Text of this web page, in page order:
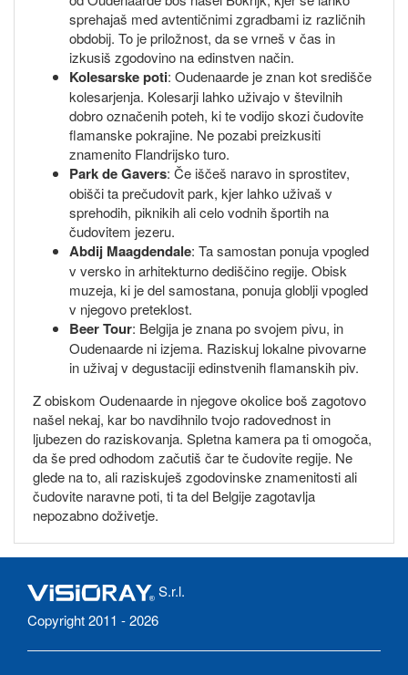
sprehajaš med avtentičnimi zgradbami iz različnih
obdobij. To je priložnost, da se vrneš v čas in
izkusiš zgodovino na edinstven način.
Kolesarske poti: Oudenaarde je znan kot središče
kolesarjenja. Kolesarji lahko uživajo v številnih
dobro označenih poteh, ki te vodijo skozi čudovite
flamanske pokrajine. Ne pozabi preizkusiti
znamenito Flandrijsko turo.
Park de Gavers: Če iščeš naravo in sprostitev,
obišči ta prečudovit park, kjer lahko uživaš v
sprehodih, piknikih ali celo vodnih športih na
čudovitem jezeru.
Abdij Maagdendale: Ta samostan ponuja vpogled
v versko in arhitekturno dediščino regije. Obisk
muzeja, ki je del samostana, ponuja globlji vpogled
v njegovo preteklost.
Beer Tour: Belgija je znana po svojem pivu, in
Oudenaarde ni izjema. Raziskuj lokalne pivovarne
in uživaj v degustaciji edinstvenih flamanskih piv.
Z obiskom Oudenaarde in njegove okolice boš zagotovo
našel nekaj, kar bo navdihnilo tvojo radovednost in
ljubezen do raziskovanja. Spletna kamera pa ti omogoča,
da še pred odhodom začutiš čar te čudovite regije. Ne
glede na to, ali raziskuješ zgodovinske znamenitosti ali
čudovite naravne poti, ti ta del Belgije zagotavlja
nepozabno doživetje.
S.r.l.
Copyright 2011 - 2026